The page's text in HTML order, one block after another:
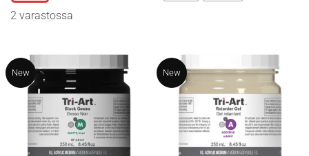
on
useampi
tehdä
valinnat
tuotteen
sivulla.
2 varastossa
on
tehdä
valinnat
tuotteen
sivulla.
New New